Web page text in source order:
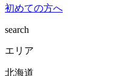
初めての方へ
search
エリア
北海道